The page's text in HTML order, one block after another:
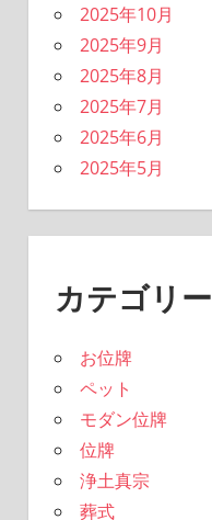
2025年10月
2025年9月
2025年8月
2025年7月
2025年6月
2025年5月
カテゴリー
お位牌
ペット
モダン位牌
位牌
浄土真宗
葬式